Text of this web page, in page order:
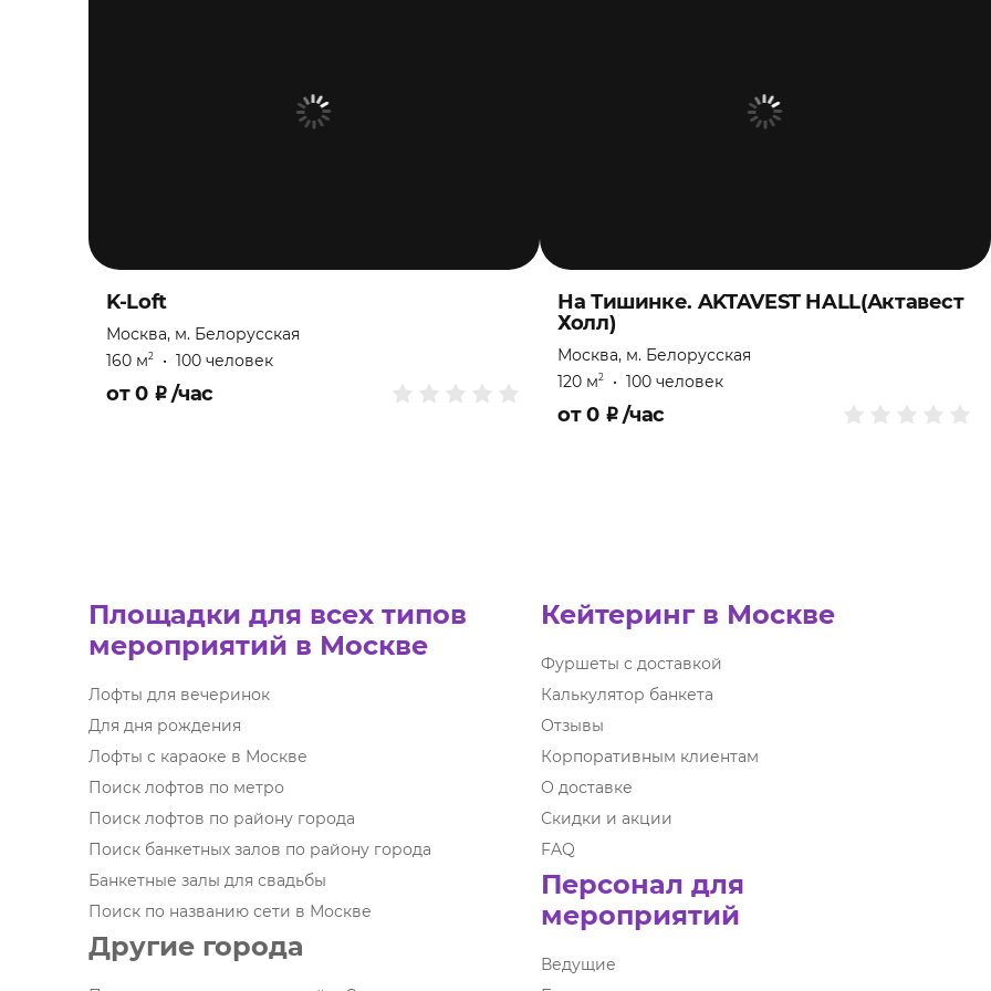
K-Loft
Москва, м. Белорусская
160 м2 • 100 человек
от0 ₽ /час
На Тишинке. AKTAVEST HALL(Актавест
Холл)
Москва, м. Белорусская
120 м2 • 100 человек
от0 ₽ /час
Площадки для всех типов
мероприятий в Москве
Лофты для вечеринок
Для дня рождения
Лофты с караоке в Москве
Поиск лофтов по метро
Поиск лофтов по району города
Поиск банкетных залов по району города
Банкетные залы для свадьбы
Поиск по названию сети в Москве
Другие города
Кейтеринг в Москве
Фуршеты с доставкой
Калькулятор банкета
Отзывы
Корпоративным клиентам
О доставке
Скидки и акции
FAQ
Персонал для
мероприятий
Ведущие